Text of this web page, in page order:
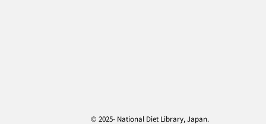
© 2025- National Diet Library, Japan.